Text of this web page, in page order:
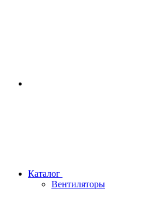
Каталог
Вентиляторы